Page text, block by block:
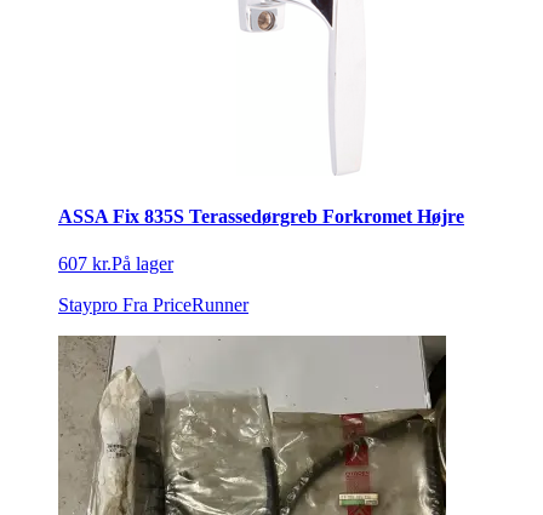
ASSA Fix 835S Terassedørgreb Forkromet Højre
607 kr.På lager
Staypro Fra PriceRunner